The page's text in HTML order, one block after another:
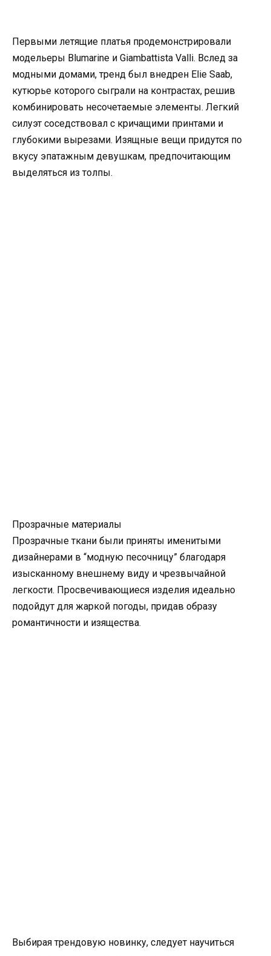
Первыми летящие платья продемонстрировали
модельеры Blumarine и Giambattista Valli. Вслед за
модными домами, тренд был внедрен Elie Saab,
кутюрье которого сыграли на контрастах, решив
комбинировать несочетаемые элементы. Легкий
силуэт соседствовал с кричащими принтами и
глубокими вырезами. Изящные вещи придутся по
вкусу эпатажным девушкам, предпочитающим
выделяться из толпы.
Прозрачные материалы
Прозрачные ткани были приняты именитыми
дизайнерами в “модную песочницу” благодаря
изысканному внешнему виду и чрезвычайной
легкости. Просвечивающиеся изделия идеально
подойдут для жаркой погоды, придав образу
романтичности и изящества.
Выбирая трендовую новинку, следует научиться